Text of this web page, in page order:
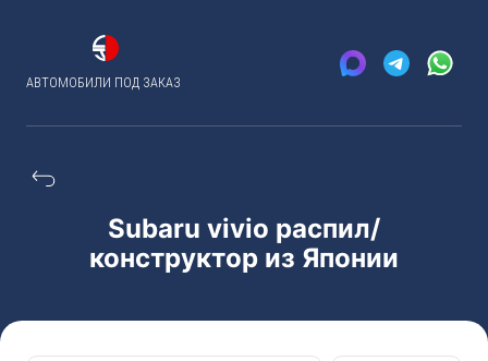
АВТОМОБИЛИ ПОД ЗАКАЗ
Subaru vivio распил/
конструктор из Японии